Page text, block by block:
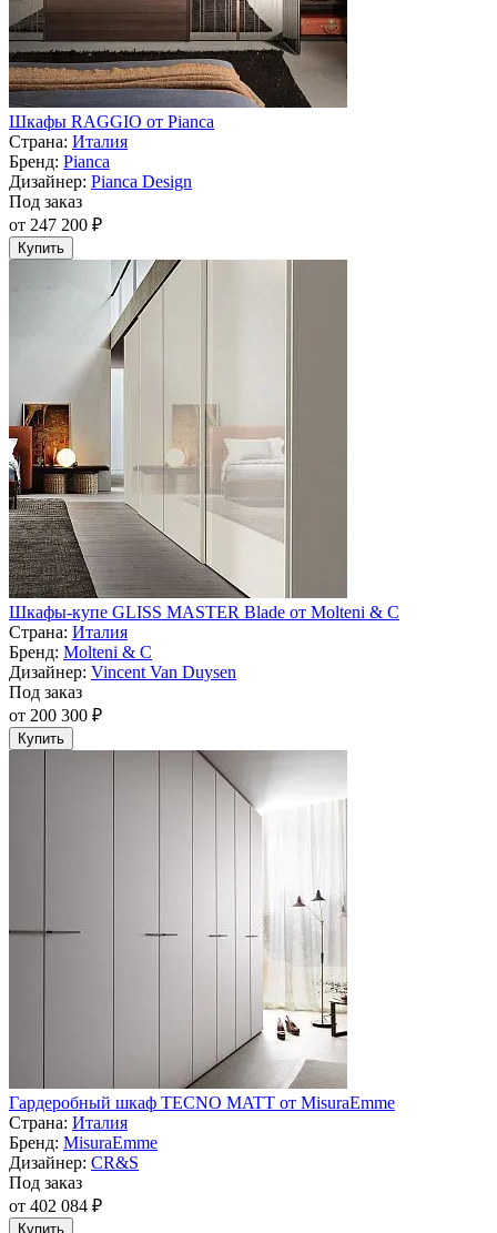
Шкафы RAGGIO от Pianca
Страна: Италия
Бренд: Pianca
Дизайнер: Pianca Design
Под заказ
от 247 200 ₽
Купить
Шкафы-купе GLISS MASTER Blade от Molteni & C
Страна: Италия
Бренд: Molteni & C
Дизайнер: Vincent Van Duysen
Под заказ
от 200 300 ₽
Купить
Гардеробный шкаф TECNO MATT от MisuraEmme
Страна: Италия
Бренд: MisuraEmme
Дизайнер: CR&S
Под заказ
от 402 084 ₽
Купить